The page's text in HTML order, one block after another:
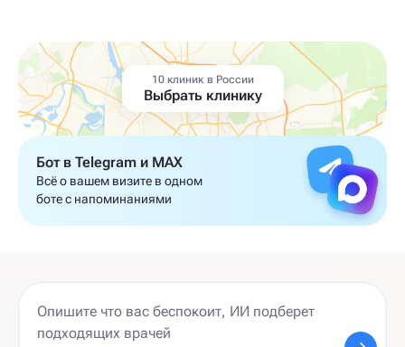
10 клиник в России
Выбрать клинику
Бот в Telegram и MAX
Всё о вашем визите в одном
боте с напоминаниями